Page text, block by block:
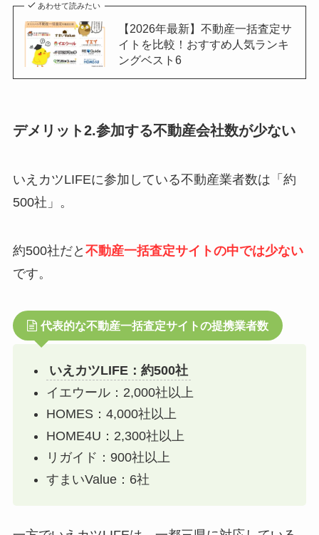
あわせて読みたい
【2026年最新】不動産一括査定サ
イトを比較！おすすめ人気ランキ
ングベスト6
デメリット2.参加する不動産会社数が少ない
いえカツLIFEに参加している不動産業者数は「約
500社」。
約500社だと 不動産一括査定サイトの中では少ない
です。
代表的な不動産一括査定サイトの提携業者数
いえカツLIFE：約500社
イエウール：2,000社以上
HOMES：4,000社以上
HOME4U：2,300社以上
リガイド：900社以上
すまいValue：6社